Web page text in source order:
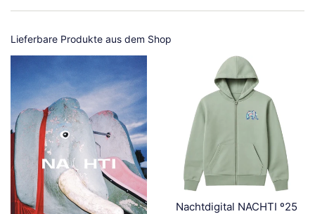
Lieferbare Produkte aus dem Shop
Nachtdigital NACHTI º25